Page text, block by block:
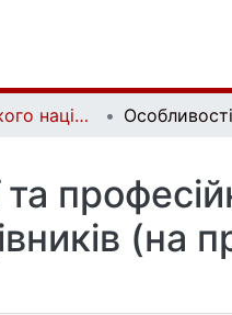
Вісник Київського національного університету імені Тараса Шевченка. Соціальна робота. Вип. 2(2)
(на